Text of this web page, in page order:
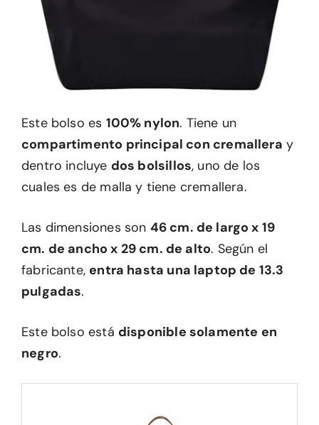
Este bolso es 100% nylon. Tiene un
compartimento principal con cremallera y
dentro incluye dos bolsillos, uno de los
cuales es de malla y tiene cremallera.
Las dimensiones son 46 cm. de largo x 19
cm. de ancho x 29 cm. de alto. Según el
fabricante, entra hasta una laptop de 13.3
pulgadas.
Este bolso está disponible solamente en
negro.